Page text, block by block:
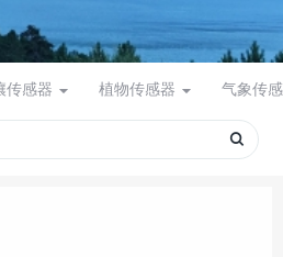
传感器 植物传感器 气象传